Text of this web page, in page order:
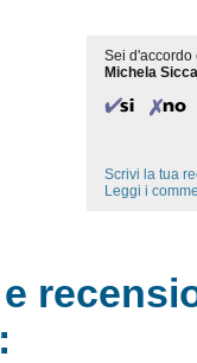
Sei d'accordo
Michela
Scrivi la tua
Leggi i